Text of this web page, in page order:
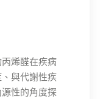
烯醛在疾病
與代謝性疾
性的角度探